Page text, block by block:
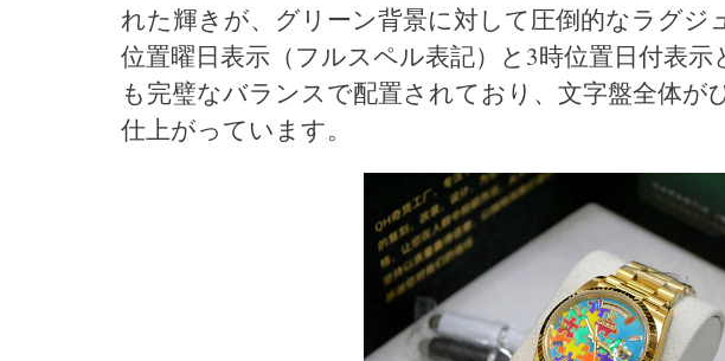
れた輝きが、グリーン背景に対して圧倒的なラグジ
位置曜日表示（フルスペル表記）と3時位置日付表
も完璧なバランスで配置されており、文字盤全体が
仕上がっています。